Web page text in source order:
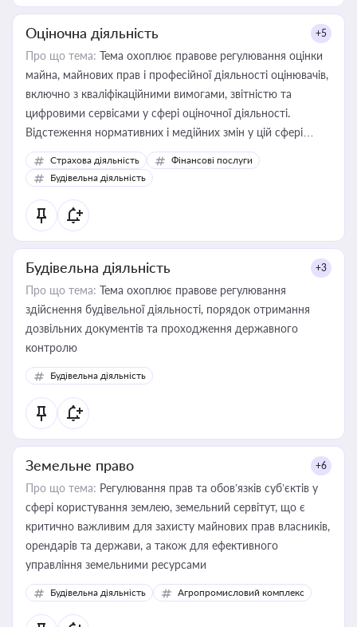
Оціночна діяльність +5
Про що тема: Тема охоплює правове регулювання оцінки
майна, майнових прав і професійної діяльності оцінювачів,
включно з кваліфікаційними вимогами, звітністю та
цифровими сервісами у сфері оціночної діяльності.
Відстеження нормативних і медійних змін у цій сфері
корисне для власника бізнесу, керівника, юриста або
бухгалтера під час оподаткування, приватизації, оренди
державного майна, корпоративних угод і перевірки
статусу суб'єктів оціночної діяльності
Страхова діяльність
Фінансові послуги
Будівельна діяльність
Будівельна діяльність +3
Про що тема: Тема охоплює правове регулювання
здійснення будівельної діяльності, порядок отримання
дозвільних документів та проходження державного
контролю
Будівельна діяльність
Земельне право +6
Про що тема: Регулювання прав та обов’язків суб’єктів у
сфері користування землею, земельний сервітут, що є
критично важливим для захисту майнових прав власників,
орендарів та держави, а також для ефективного
управління земельними ресурсами
Будівельна діяльність Агропромисловий комплекс